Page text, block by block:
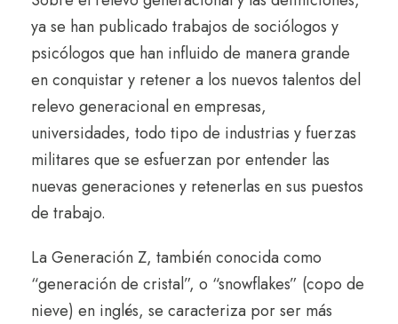
ya se han publicado trabajos de sociólogos y
psicólogos que han influido de manera grande
en conquistar y retener a los nuevos talentos del
relevo generacional en empresas,
universidades, todo tipo de industrias y fuerzas
militares que se esfuerzan por entender las
nuevas generaciones y retenerlas en sus puestos
de trabajo.
La Generación Z, también conocida como
“generación de cristal”, o “snowflakes” (copo de
nieve) en inglés, se caracteriza por ser más